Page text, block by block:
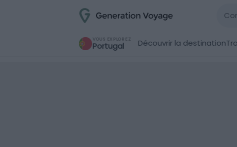
VOUS EXPLOREZ
Portugal Découvrir la destination